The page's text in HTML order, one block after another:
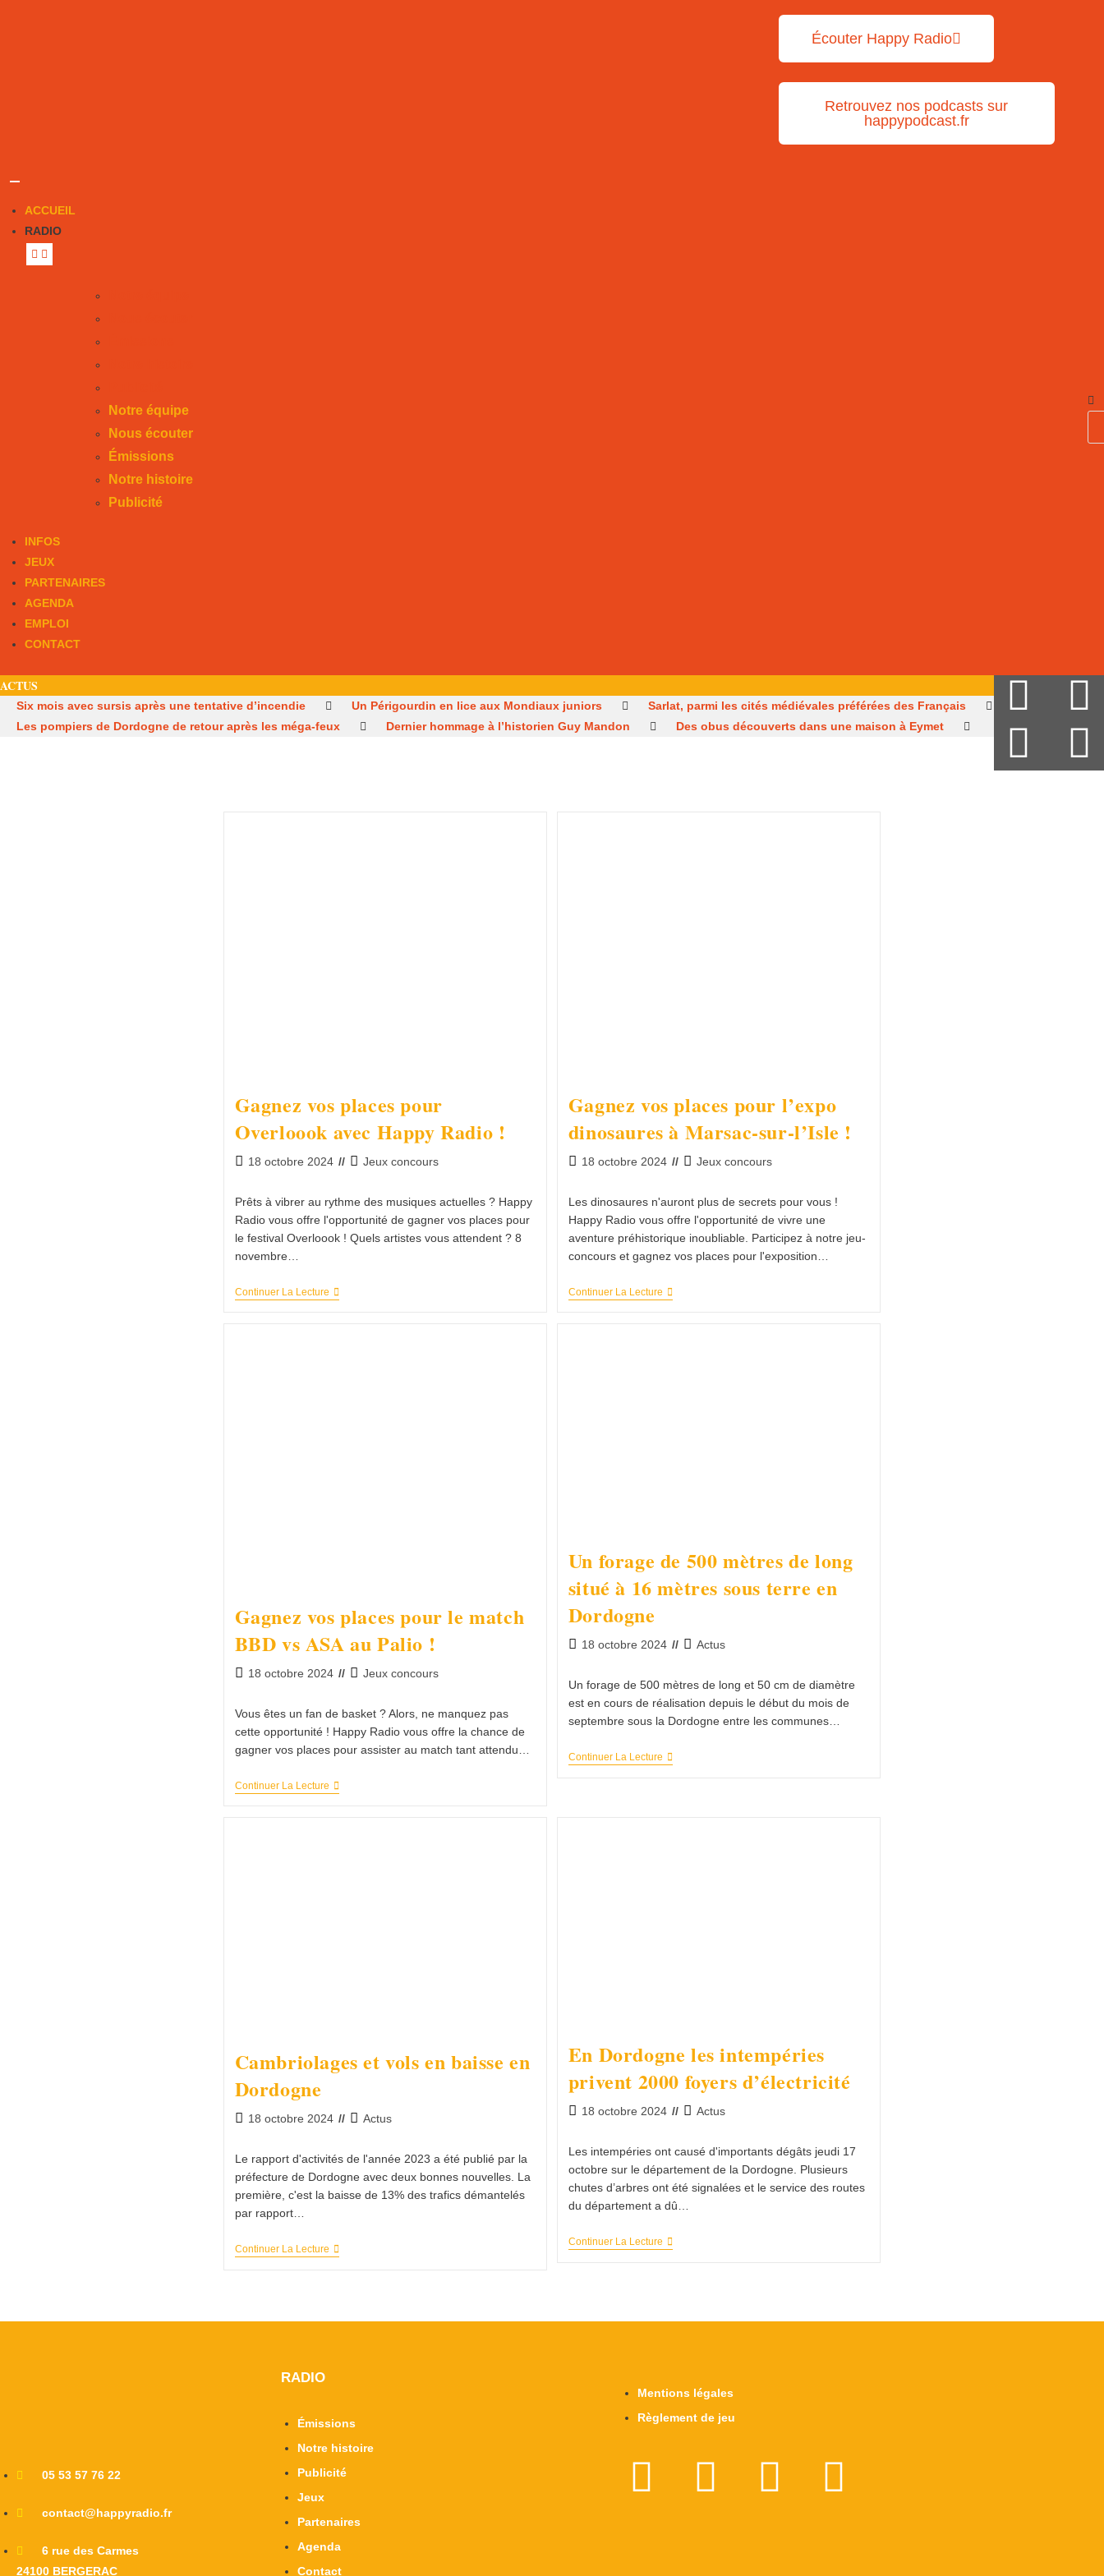
Écouter Happy Radio
Retrouvez nos podcasts sur
happypodcast.fr
ACCUEIL
RADIO
Notre équipe
Nous écouter
Émissions
Notre histoire
Publicité
INFOS
JEUX
PARTENAIRES
AGENDA
EMPLOI
CONTACT
ACTUS
Six mois avec sursis après une tentative d’incendie Un Périgourdin en lice aux Mondiaux juniors
Sarlat, parmi les cités médiévales préférées des Français
Les pompiers de Dordogne de retour après les méga-feux
Dernier hommage à l’historien Guy Mandon Des obus découverts dans une maison à Eymet
Gagnez vos places pour
Overloook avec Happy Radio !
18 octobre 2024 Jeux concours
Prêts à vibrer au rythme des musiques actuelles ? Happy
Radio vous offre l'opportunité de gagner vos places pour
le festival Overloook ! Quels artistes vous attendent ? 8
novembre…
Continuer La Lecture
Gagnez vos places pour l’expo
dinosaures à Marsac-sur-l’Isle !
18 octobre 2024 Jeux concours
Les dinosaures n'auront plus de secrets pour vous !
Happy Radio vous offre l'opportunité de vivre une
aventure préhistorique inoubliable. Participez à notre jeu-
concours et gagnez vos places pour l'exposition…
Continuer La Lecture
Gagnez vos places pour le match
BBD vs ASA au Palio !
18 octobre 2024 Jeux concours
Vous êtes un fan de basket ? Alors, ne manquez pas
cette opportunité ! Happy Radio vous offre la chance de
gagner vos places pour assister au match tant attendu…
Continuer La Lecture
Un forage de 500 mètres de long
situé à 16 mètres sous terre en
Dordogne
18 octobre 2024 Actus
Un forage de 500 mètres de long et 50 cm de diamètre
est en cours de réalisation depuis le début du mois de
septembre sous la Dordogne entre les communes…
Continuer La Lecture
Cambriolages et vols en baisse en
Dordogne
18 octobre 2024 Actus
Le rapport d'activités de l'année 2023 a été publié par la
préfecture de Dordogne avec deux bonnes nouvelles. La
première, c'est la baisse de 13% des trafics démantelés
par rapport…
Continuer La Lecture
En Dordogne les intempéries
privent 2000 foyers d’électricité
18 octobre 2024 Actus
Les intempéries ont causé d'importants dégâts jeudi 17
octobre sur le département de la Dordogne. Plusieurs
chutes d’arbres ont été signalées et le service des routes
du département a dû…
Continuer La Lecture
05 53 57 76 22
contact@happyradio.fr
6 rue des Carmes
24100 BERGERAC
RADIO
Émissions
Notre histoire
Publicité
Jeux
Partenaires
Agenda
Contact
Mentions légales
Règlement de jeu